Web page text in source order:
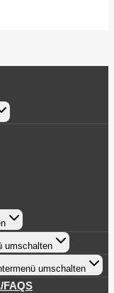
umschalten
umschalten
FAQS